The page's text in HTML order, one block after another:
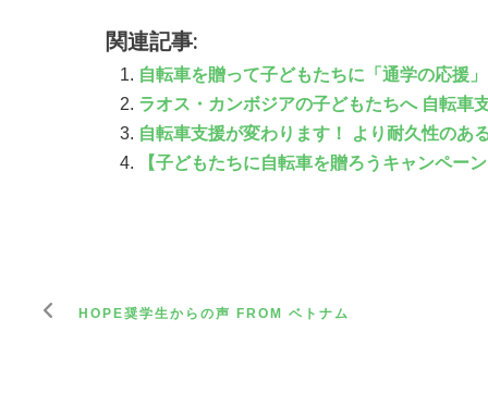
関連記事:
自転車を贈って子どもたちに「通学の応援
ラオス・カンボジアの子どもたちへ 自転車
自転車支援が変わります！ より耐久性のあ
【子どもたちに自転車を贈ろうキャンペー
HOPE奨学生からの声 FROM ベトナム